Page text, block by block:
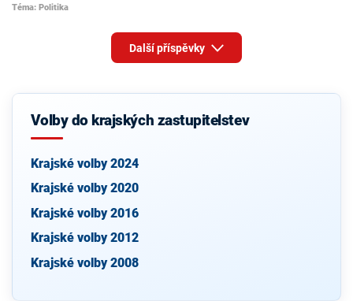
Téma: Politika
Další příspěvky
Volby do krajských zastupitelstev
Krajské volby 2024
Krajské volby 2020
Krajské volby 2016
Krajské volby 2012
Krajské volby 2008